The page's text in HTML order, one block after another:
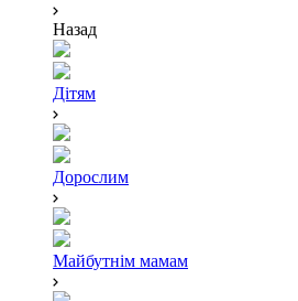
Назад
Дітям
Дорослим
Майбутнім мамам